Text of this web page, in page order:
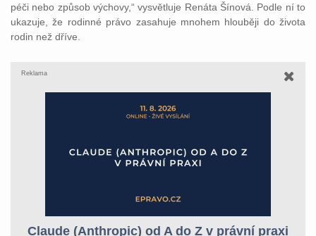
péči nebo způsob výchovy,“ vysvětluje Renáta Šínová. Podle ní to
ukazuje, že rodinné právo zasahuje mnohem hlouběji do života
rodin než dříve.
Reklama
Claude (Anthropic) od A do Z v právní praxi